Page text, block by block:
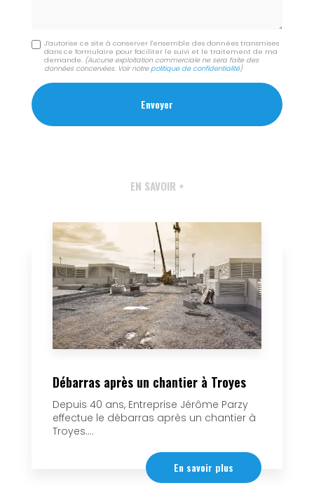
J'autorise ce site à conserver l'ensemble des données transmises
dans ce formulaire pour faciliter le suivi et le traitement de ma
demande. (Aucune exploitation commerciale ne sera faite des
données concervées. Voir notrepolitique de confidentialité)
EN SAVOIR +
Débarras après un chantier à Troyes
Depuis 40 ans, Entreprise Jérôme Parzy
effectue le débarras après un chantier à
Troyes....
En savoir plus